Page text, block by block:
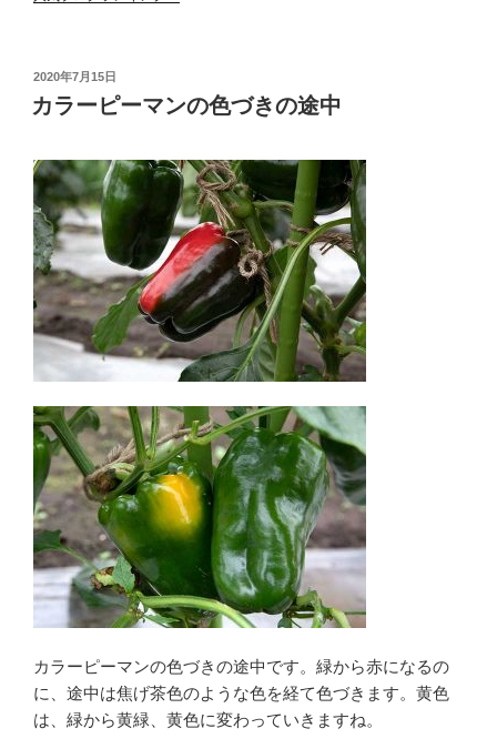
投
稿
日:
2020年7月15日
カラーピーマンの色づきの途中
カラーピーマンの色づきの途中です。緑から赤になるの
に、途中は焦げ茶色のような色を経て色づきます。黄色
は、緑から黄緑、黄色に変わっていきますね。